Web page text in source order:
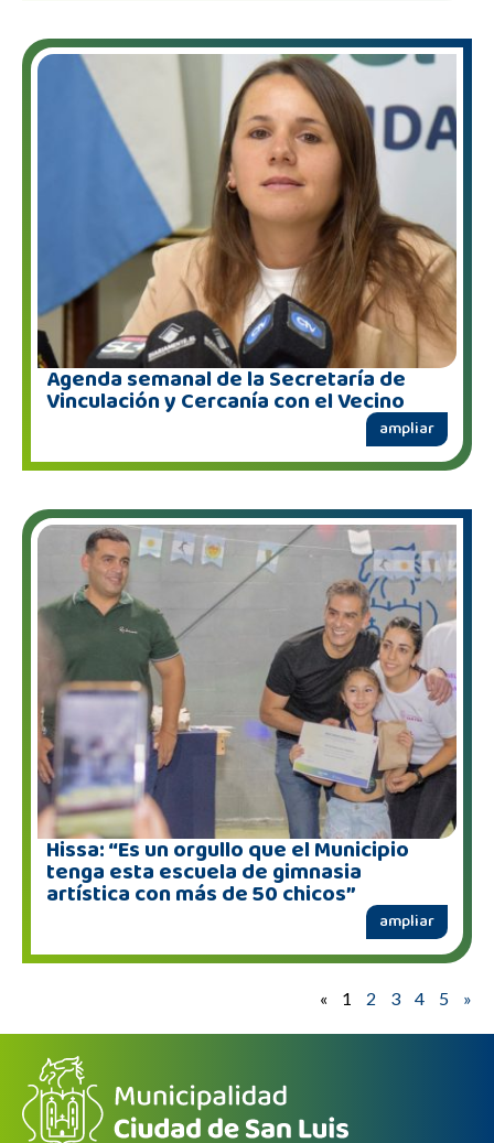
Agenda semanal de la Secretaría de
Vinculación y Cercanía con el Vecino
ampliar
Hissa: “Es un orgullo que el Municipio
tenga esta escuela de gimnasia
artística con más de 50 chicos”
ampliar
« 1 2 3 4 5 »